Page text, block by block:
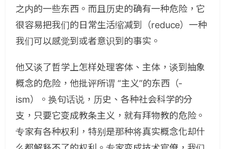
之内的一些东西。而且历史的确有一种危险，它
很容易把我们的日常生活缩减到（reduce）一种
我们可以感觉到或者意识到的事实。
他又谈了哲学上怎样处理客体、主体，谈到抽象
概念的危险，他批评所谓 “主义”的东西（-
ism）。换句话说，历史、各种社会科学的分
支，只要它变成教条主义，就有拜物教的危险。
专家有各种权利，特别是那种将真实概念化却什